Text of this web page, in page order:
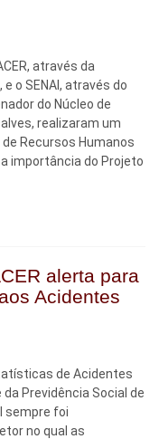
através da
o SENAI, através do
do Núcleo de
realizaram um
Recursos Humanos
importância do Projeto
alerta para
Acidentes
de Acidentes
Previdência Social de
sempre foi
no qual as